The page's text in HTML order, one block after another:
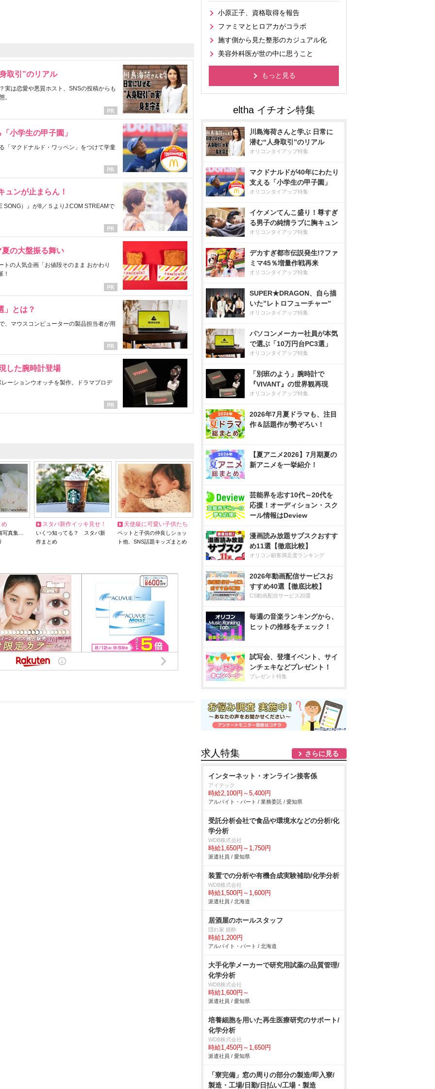
取引”のリアル
実は恋愛や悪質ホスト、SNSの投稿からも
。
小学生の甲子園」
「マクドナルド・ワッペン」をつけて学童
ュンが止まらん！
SONG）』が8／５よりJ:COM STREAMで
の大盤振る舞い
の人気企画「お値段そのまま おかわり
！
」とは？
、マウスコンピューターの製品担当者が用
した腕時計登場
ーションウオッチを製作。ドラマプロデ
め
写真集…
スタバ新作イッキ見せ！
いくつ知ってる？ スタバ新
作まとめ
天使級に可愛い子供たち
ペットと子供の仲良しショッ
ト他、SNS話題キッズまとめ
小原正子、資格取得を報告
ファミマとヒロアカがコラボ
施す側から見た整形のカジュアル化
美容外科医が世の中に思うこと
もっと見る
川島海荷さんと学ぶ 日常に
潜む“人身取引”のリアル
オリコンタイアップ特集
マクドナルドが40年にわたり
支える「小学生の甲子園」
オリコンタイアップ特集
イケメンてんこ盛り！尊すぎ
る男子の純情ラブに胸キュン
オリコンタイアップ特集
デカすぎ都市伝説発生!?ファ
ミマ45％増量作戦再来
オリコンタイアップ特集
SUPER★DRAGON、自ら描
いた”レトロフューチャー”
オリコンタイアップ特集
パソコンメーカー社員が本気
で選ぶ「10万円台PC3選」
オリコンタイアップ特集
「別班のよう」腕時計で
『VIVANT』の世界観再現
オリコンタイアップ特集
2026年7月夏ドラマも、注目
作＆話題作が勢ぞろい！
【夏アニメ2026】7月期夏の
新アニメを一挙紹介！
芸能界を志す10代～20代を
応援！オーディション・スク
ール情報はDeview
漫画読み放題サブスクおすす
め11選【徹底比較】
オリコン顧客満足度ランキング
2026年動画配信サービスお
すすめ40選【徹底比較】
CS動画配信サービス20選
毎週の音楽ランキングから、
ヒットの推移をチェック！
試写会、登壇イベント、サイ
ンチェキなどプレゼント！
プレゼント特集
求人特集 さらに見る
インターネット・オンライン接客係
アイテック
時給2,100円～5,400円
アルバイト・パート / 業務委託 / 愛知県
受託分析会社で食品や環境水などの分析/化
学分析
WDB株式会社
時給1,650円～1,750円
派遣社員 / 愛知県
装置での分析や有機合成実験補助/化学分析
WDB株式会社
時給1,500円～1,600円
派遣社員 / 北海道
居酒屋のホールスタッフ
隠れ家 嬉酔
時給1,200円
アルバイト・パート / 北海道
大手化学メーカーで研究用試薬の品質管理/
化学分析
WDB株式会社
時給1,600円～
派遣社員 / 愛知県
培養細胞を用いた再生医療研究のサポート/
化学分析
WDB株式会社
時給1,450円～1,650円
派遣社員 / 愛知県
「寮完備」窓の周りの部分の製造/即入寮/
製造・工場/日勤/日払い/工場・製造